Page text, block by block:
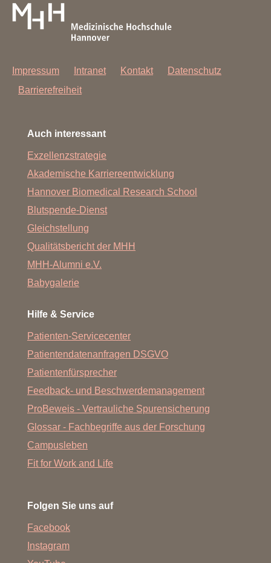
Impressum Intranet Kontakt
Datenschutz
Barrierefreiheit
Auch interessant
Exzellenzstrategie
Akademische Karriereentwicklung
Hannover Biomedical Research School
Blutspende-Dienst
Gleichstellung
Qualitätsbericht der MHH
MHH-Alumni e.V.
Babygalerie
Hilfe & Service
Patienten-Servicecenter
Patientendatenanfragen DSGVO
Patientenfürsprecher
Feedback- und Beschwerdemanagement
ProBeweis - Vertrauliche Spurensicherung
Glossar - Fachbegriffe aus der Forschung
Campusleben
Fit for Work and Life
Folgen Sie uns auf
Facebook
Instagram